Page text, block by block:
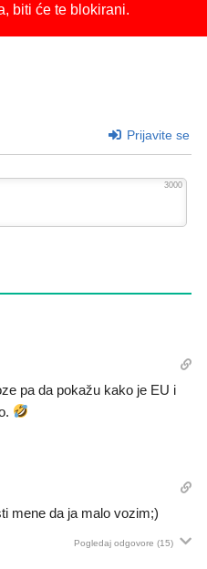
biti će te blokirani.
Prijavite se
3000
pa da pokažu kako je EU i
mene da ja malo vozim;)
Pogledaj odgovore (15)